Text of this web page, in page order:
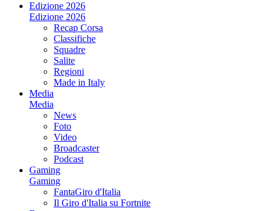
Edizione 2026
Edizione 2026
Recap Corsa
Classifiche
Squadre
Salite
Regioni
Made in Italy
Media
Media
News
Foto
Video
Broadcaster
Podcast
Gaming
Gaming
FantaGiro d'Italia
Il Giro d'Italia su Fortnite